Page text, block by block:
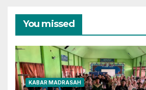
You missed
KABAR MADRASAH